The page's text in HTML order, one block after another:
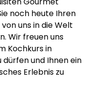
noch heute Ihren
uns in die Welt
Wir freuen uns
Kochkurs in
und Ihnen ein
Erlebnis zu